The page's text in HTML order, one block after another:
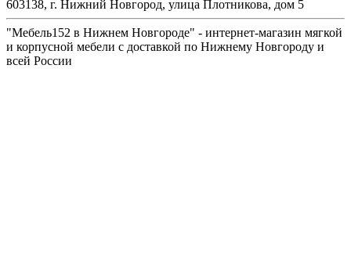
603138, г. Нижний Новгород, улица Плотникова, дом 5
"Мебель152 в Нижнем Новгороде" - интернет-магазин мягкой
и корпусной мебели с доставкой по Нижнему Новгороду и
всей России